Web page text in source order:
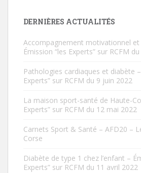
DERNIÈRES ACTUALITÉS
Accompagnement motivationnel
Émission “les Experts” sur RCFM
Pathologies cardiaques et diabète
Experts” sur RCFM du 9 juin 2022
La maison sport-santé de Haute-
Experts” sur RCFM du 12 mai 2022
Carnets Sport & Santé – AFD20 –
Corse
Diabète de type 1 chez l’enfant –
Experts” sur RCFM du 11 avril 2022